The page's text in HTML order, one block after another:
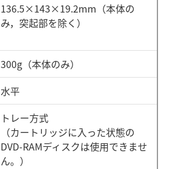
136.5×143×19.2mm（本体の
み，突起部を除く）
300g（本体のみ）
水平
トレー方式
（カートリッジに入った状態の
DVD-RAMディスクは使用できませ
ん。）